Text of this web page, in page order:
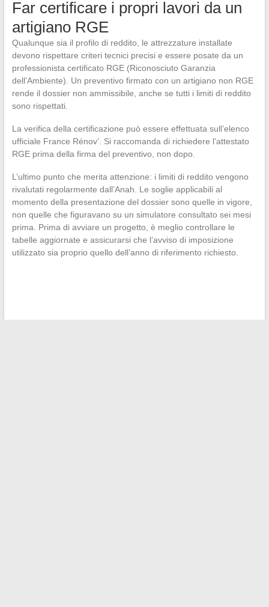
Far certificare i propri lavori da un
artigiano RGE
Qualunque sia il profilo di reddito, le attrezzature installate
devono rispettare criteri tecnici precisi e essere posate da un
professionista certificato RGE (Riconosciuto Garanzia
dell’Ambiente). Un preventivo firmato con un artigiano non RGE
rende il dossier non ammissibile, anche se tutti i limiti di reddito
sono rispettati.
La verifica della certificazione può essere effettuata sull’elenco
ufficiale France Rénov’. Si raccomanda di richiedere l’attestato
RGE prima della firma del preventivo, non dopo.
L’ultimo punto che merita attenzione: i limiti di reddito vengono
rivalutati regolarmente dall’Anah. Le soglie applicabili al
momento della presentazione del dossier sono quelle in vigore,
non quelle che figuravano su un simulatore consultato sei mesi
prima. Prima di avviare un progetto, è meglio controllare le
tabelle aggiornate e assicurarsi che l’avviso di imposizione
utilizzato sia proprio quello dell’anno di riferimento richiesto.